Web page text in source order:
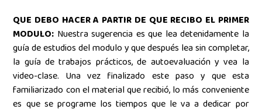
QUE DEBO HACER A PARTIR DE QUE RECIBO EL PRIMER
MODULO: Nuestra sugerencia es que lea detenidamente la
guía de estudios del modulo y que después lea sin completar,
la guía de trabajos prácticos, de autoevaluación y vea la
video-clase. Una vez finalizado este paso y que esta
familiarizado con el material que recibió, lo más conveniente
es que se programe los tiempos que le va a dedicar por